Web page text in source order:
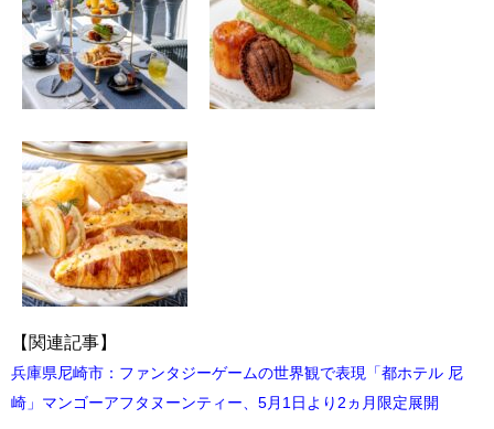
【関連記事】
兵庫県尼崎市：ファンタジーゲームの世界観で表現「都ホテル 尼
崎」マンゴーアフタヌーンティー、5月1日より2ヵ月限定展開